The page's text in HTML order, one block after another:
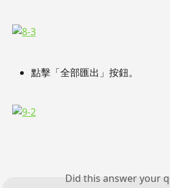
點擊「全部匯出」按鈕。
Did this answer your